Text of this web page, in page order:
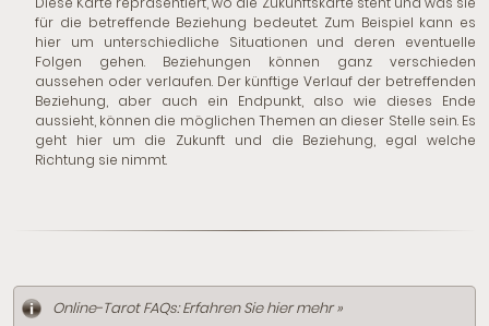
für die betreffende Beziehung bedeutet. Zum Beispiel kann es
hier um unterschiedliche Situationen und deren eventuelle
Folgen gehen. Beziehungen können ganz verschieden
aussehen oder verlaufen. Der künftige Verlauf der betreffenden
Beziehung, aber auch ein Endpunkt, also wie dieses Ende
aussieht, können die möglichen Themen an dieser Stelle sein. Es
geht hier um die Zukunft und die Beziehung, egal welche
Richtung sie nimmt.
Online-Tarot FAQs: Erfahren Sie hier mehr »